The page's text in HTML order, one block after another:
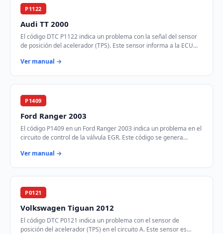
P1122
Audi TT 2000
El código DTC P1122 indica un problema con la señal del sensor
de posición del acelerador (TPS). Este sensor informa a la ECU
Ver manual →
P1409
Ford Ranger 2003
El código P1409 en un Ford Ranger 2003 indica un problema en el
circuito de control de la válvula EGR. Este código se genera
Ver manual →
P0121
Volkswagen Tiguan 2012
El código DTC P0121 indica un problema con el sensor de
posición del acelerador (TPS) en el circuito A. Este sensor es